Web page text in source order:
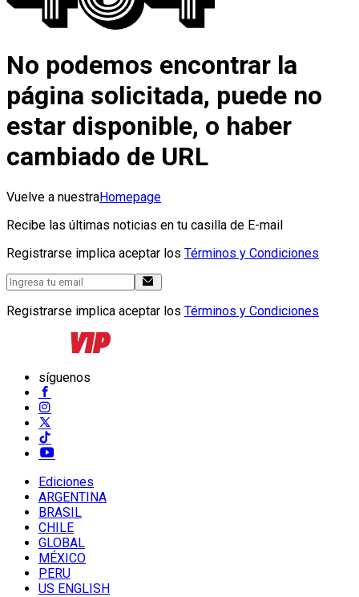
No podemos encontrar la
página solicitada, puede no
estar disponible, o haber
cambiado de URL
Vuelve a nuestraHomepage
Recibe las últimas noticias en tu casilla de E-mail
Registrarse implica aceptar los Términos y Condiciones
Registrarse implica aceptar los Términos y Condiciones
síguenos
Ediciones
ARGENTINA
BRASIL
CHILE
GLOBAL
MÉXICO
PERU
US ENGLISH